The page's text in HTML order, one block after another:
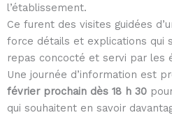
l’établissement.
Ce furent des visites guidées
force détails et explications qui
repas concocté et servi par les
Une journée d’information est
février prochain dès 18 h 30
qui souhaitent en savoir